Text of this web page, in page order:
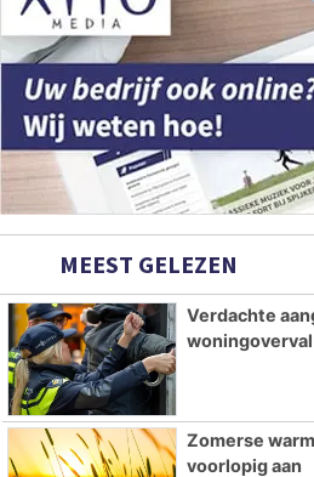
MEEST GELEZEN
Verdachte
Zomerse
voorlopig aan